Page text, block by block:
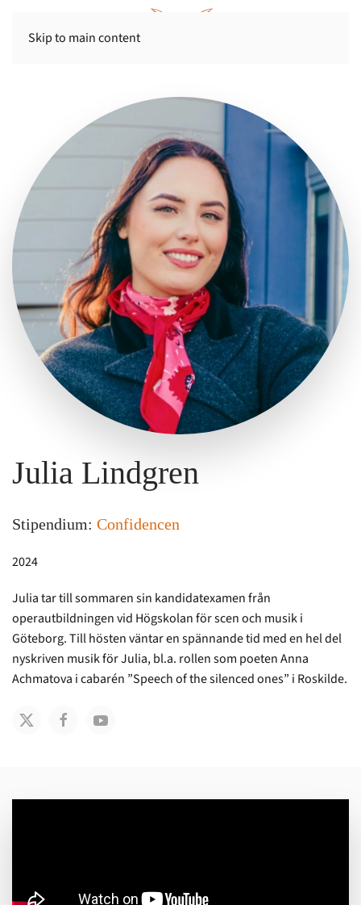
Skip to main content
Julia Lindgren
Stipendium: Confidencen
2024
Julia tar till sommaren sin kandidatexamen från
operautbildningen vid Högskolan för scen och musik i
Göteborg. Till hösten väntar en spännande tid med en hel del
nyskriven musik för Julia, bl.a. rollen som poeten Anna
Achmatova i cabarén ”Speech of the silenced ones” i Roskilde.